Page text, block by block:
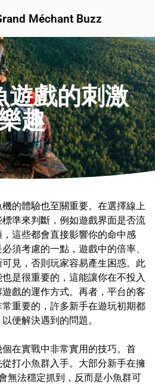
Méchant Buzz
遊戲的刺激
趣
的體驗也至關重要。在選擇線上
準來判斷，例如遊戲界面是否流
這些都會直接影響你的命中感
須考慮的一點，遊戲中的倍率、
見，否則玩家容易產生困惑。此
是很重要的，這能讓你在不投入
戲的運作方式。再者，平台的客
重要的，許多新手在遊玩初期都
便解決遇到的問題。
在實戰中非常實用的技巧。首
打小魚群入手。大部分新手在擁
無法穩定抓到，反而是小魚群可